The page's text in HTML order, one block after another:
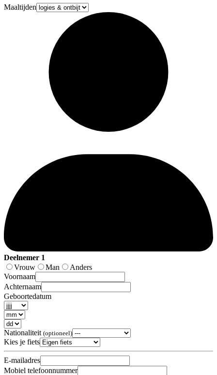
Maaltijden
Deelnemer 1
Vrouw
Man
Anders
Voornaam
Achternaam
Geboortedatum
Nationaliteit (optioneel)
Kies je fiets
E-mailadres
Mobiel telefoonnummer